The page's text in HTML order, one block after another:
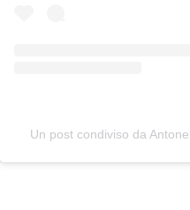
Un post condiviso da